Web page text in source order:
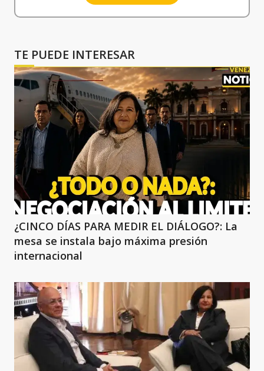
TE PUEDE INTERESAR
¿CINCO DÍAS PARA MEDIR EL DIÁLOGO?: La
mesa se instala bajo máxima presión
internacional